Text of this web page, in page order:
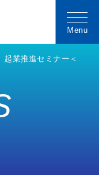
起業推進セミナー＜